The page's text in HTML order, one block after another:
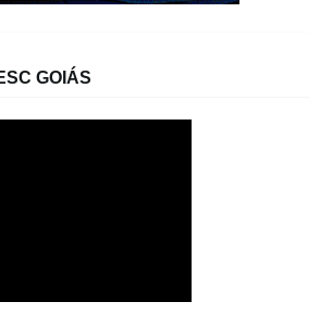
GOIÁS